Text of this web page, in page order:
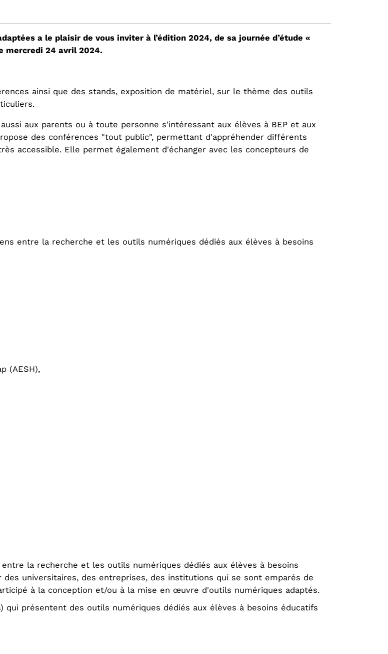
a le plaisir de vous inviter à l’édition 2024, de sa journée d’étude «
mercredi 24 avril 2024.
ainsi que des stands, exposition de matériel, sur le thème des outils
aux parents ou à toute personne s'intéressant aux élèves à BEP et aux
des conférences "tout public", permettant d'appréhender différents
accessible. Elle permet également d'échanger avec les concepteurs de
entre la recherche et les outils numériques dédiés aux élèves à besoins
(AESH),
la recherche et les outils numériques dédiés aux élèves à besoins
universitaires, des entreprises, des institutions qui se sont emparés de
à la conception et/ou à la mise en œuvre d'outils numériques adaptés.
présentent des outils numériques dédiés aux élèves à besoins éducatifs